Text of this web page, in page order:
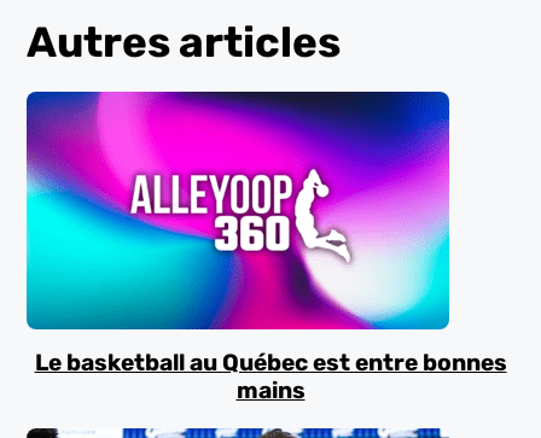
Autres articles
Le basketball au Québec est entre bonnes
mains